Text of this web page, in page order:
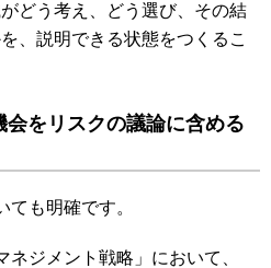
どう考え、どう選び、その結
、説明できる状態をつくるこ
をリスクの議論に含める
ても明確です。
ジメント戦略」において、